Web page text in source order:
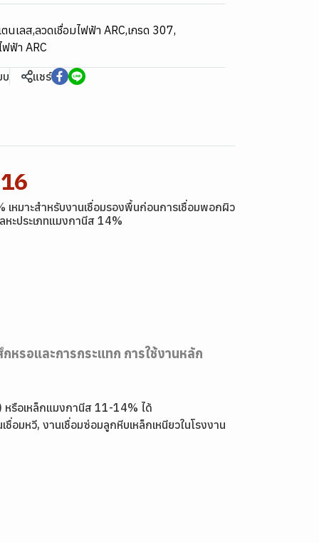
นเลส,ลวดเชื่อมไฟฟ้า ARC,เกรด 307,
ฟฟ้า ARC
บ แชร์
เหมาะสำหรับงานเชื่อมรองพื้นก่อนการเชื่อมพอกผิว
หะประเภทแมงกานีส 14%
หรอและการกระแทก การใช้งานหลัก
หรือเหล็กแมงกานีส 11-14% ได้
อมหวี, งานเชื่อมซ่อมลูกหีบเหล็กเหนียวในโรงงาน